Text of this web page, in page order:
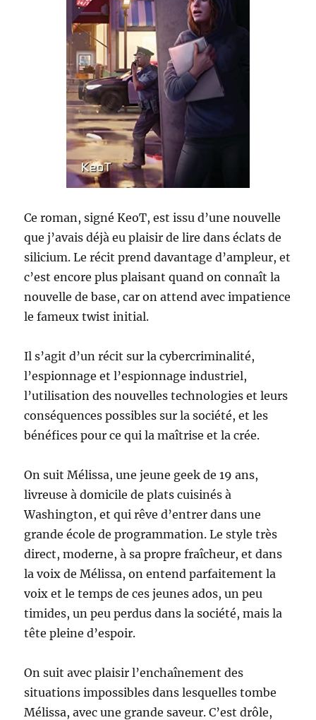
Ce roman, signé KeoT, est issu d’une nouvelle
que j’avais déjà eu plaisir de lire dans éclats de
silicium. Le récit prend davantage d’ampleur, et
c’est encore plus plaisant quand on connaît la
nouvelle de base, car on attend avec impatience
le fameux twist initial.
Il s’agit d’un récit sur la cybercriminalité,
l’espionnage et l’espionnage industriel,
l’utilisation des nouvelles technologies et leurs
conséquences possibles sur la société, et les
bénéfices pour ce qui la maîtrise et la crée.
On suit Mélissa, une jeune geek de 19 ans,
livreuse à domicile de plats cuisinés à
Washington, et qui rêve d’entrer dans une
grande école de programmation. Le style très
direct, moderne, à sa propre fraîcheur, et dans
la voix de Mélissa, on entend parfaitement la
voix et le temps de ces jeunes ados, un peu
timides, un peu perdus dans la société, mais la
tête pleine d’espoir.
On suit avec plaisir l’enchaînement des
situations impossibles dans lesquelles tombe
Mélissa, avec une grande saveur. C’est drôle,